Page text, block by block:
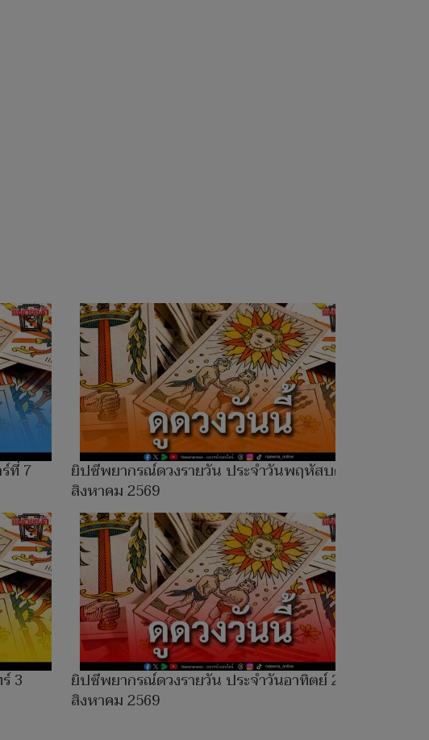
ที่ 7
ยิปซีพยากรณ์ดวงรายวัน ประจำวันพฤหัสบดี 6
สิงหาคม 2569
3
ยิปซีพยากรณ์ดวงรายวัน ประจำวันอาทิตย์ 2
สิงหาคม 2569